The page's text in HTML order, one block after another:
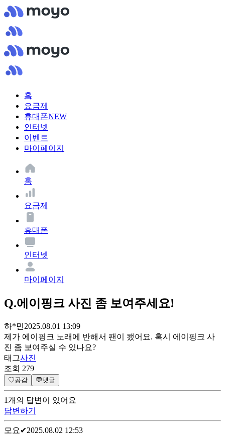
홈
요금제
휴대폰NEW
인터넷
이벤트
마이페이지
홈
요금제
휴대폰
인터넷
마이페이지
Q.에이핑크 사진 좀 보여주세요!
하*민2025.08.01 13:09
제가 에이핑크 노래에 반해서 팬이 됐어요. 혹시 에이핑크 사
진 좀 보여주실 수 있나요?
태그사진
조회 279
♡공감 💬댓글
1개 의 답변이 있어요
답변하기
모요 ✔2025.08.02 12:53